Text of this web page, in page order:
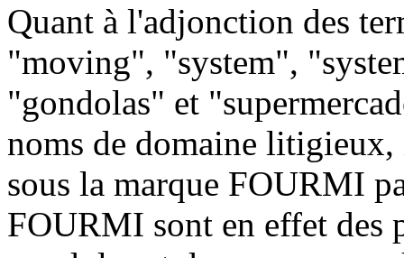
Quant à l'adjonction des
"moving", "system",
"gondolas" et
noms de domaine
sous la marque FOURMI
FOURMI sont en effet des